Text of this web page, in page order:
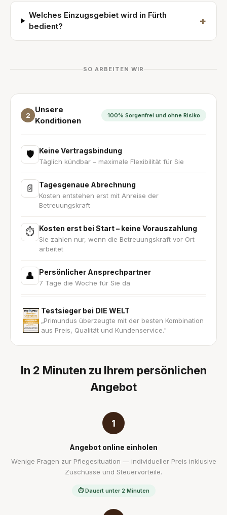
Welches Einzugsgebiet wird in Fürth
bedient?
+
SO ARBEITEN WIR
2
Unsere
Konditionen
100% Sorgenfrei und ohne Risiko
🛡 Keine Vertragsbindung
Täglich kündbar – maximale Flexibilität für Sie
📄 Tagesgenaue Abrechnung
Kosten entstehen erst mit Anreise der
Betreuungskraft
⏱ Kosten erst bei Start – keine Vorauszahlung
Sie zahlen nur, wenn die Betreuungskraft vor Ort
arbeitet
👤 Persönlicher Ansprechpartner
7 Tage die Woche für Sie da
Testsieger bei DIE WELT
„Primundus überzeugte mit der besten Kombination
aus Preis, Qualität und Kundenservice."
In 2 Minuten zu Ihrem persönlichen
Angebot
1
Angebot online einholen
Wenige Fragen zur Pflegesituation — individueller Preis inklusive
Zuschüsse und Steuervorteile.
⏱ Dauert unter 2 Minuten